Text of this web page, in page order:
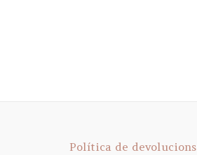
Política de devolucions